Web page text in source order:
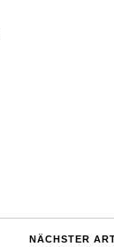
NÄCHSTER